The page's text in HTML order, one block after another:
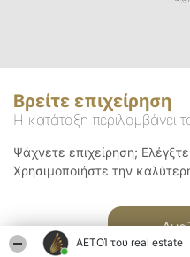
ΑΕΤΟΊ του real estate
Βρείτε επιχείρηση
Η κατάταξη περιλαμβάνει
Ψάχνετε επιχείρηση;
Χρησιμοποιήστε την